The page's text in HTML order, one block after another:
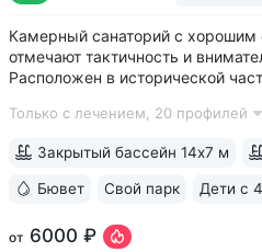
Камерный санаторий с хорошим
отмечают тактичность и
Расположен в исторической
лестницы и входа в Курортный
Только с лечением, 20 профилей
от 6000 ₽
Закрытый бассейн 14х7 м
Бювет Свой парк Дети с